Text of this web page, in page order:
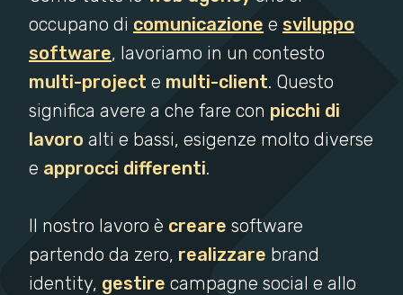
occupano di comunicazione e sviluppo
software, lavoriamo in un contesto
multi-project e multi-client. Questo
significa avere a che fare con picchi di
lavoro alti e bassi, esigenze molto diverse
e approcci differenti.
Il nostro lavoro è creare software
partendo da zero, realizzare brand
identity, gestire campagne social e allo